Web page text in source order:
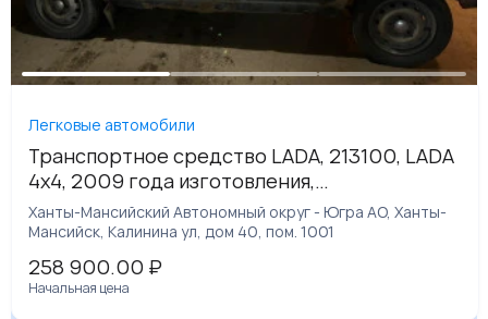
Легковые автомобили
Транспортное средство LADA, 213100, LADA
4x4, 2009 года изготовления,
идентификационный номер (VIN)
ХТА213100А0104044
Ханты-Мансийский Автономный округ - Югра АО, Ханты-
Мансийск, Калинина ул, дом 40, пом. 1001
258 900.00 ₽
Начальная цена